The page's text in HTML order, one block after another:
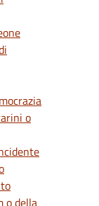
o
o della